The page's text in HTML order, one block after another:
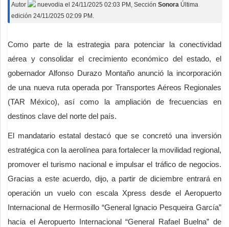
Autor nuevodia el 24/11/2025 02:03 PM , Sección Sonora Última
edición 24/11/2025 02:09 PM.
Como parte de la estrategia para potenciar la conectividad
aérea y consolidar el crecimiento económico del estado, el
gobernador Alfonso Durazo Montaño anunció la incorporación
de una nueva ruta operada por Transportes Aéreos Regionales
(TAR México), así como la ampliación de frecuencias en
destinos clave del norte del país.
El mandatario estatal destacó que se concretó una inversión
estratégica con la aerolínea para fortalecer la movilidad regional,
promover el turismo nacional e impulsar el tráfico de negocios.
Gracias a este acuerdo, dijo, a partir de diciembre entrará en
operación un vuelo con escala Xpress desde el Aeropuerto
Internacional de Hermosillo “General Ignacio Pesqueira García”
hacia el Aeropuerto Internacional “General Rafael Buelna” de